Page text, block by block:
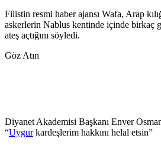
Filistin resmi haber ajansı Wafa, Arap
askerlerin Nablus kentinde içinde birkaç
ateş açtığını söyledi.
Göz Atın
Diyanet Akademisi Başkanı Enver
“Uygurkardeşlerim hakkını helal etsin”